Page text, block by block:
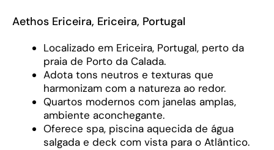
Aethos Ericeira, Ericeira, Portugal
Localizado em Ericeira, Portugal, perto da
praia de Porto da Calada.
Adota tons neutros e texturas que
harmonizam com a natureza ao redor.
Quartos modernos com janelas amplas,
ambiente aconchegante.
Oferece spa, piscina aquecida de água
salgada e deck com vista para o Atlântico.